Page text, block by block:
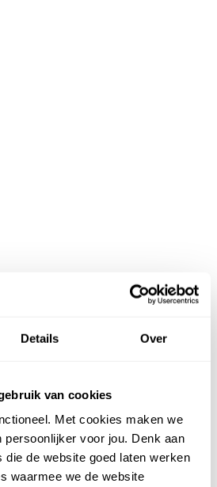
Details Over
van cookies
Met cookies maken we
persoonlijker voor jou. Denk aan
die de website goed laten werken
waarmee we de website